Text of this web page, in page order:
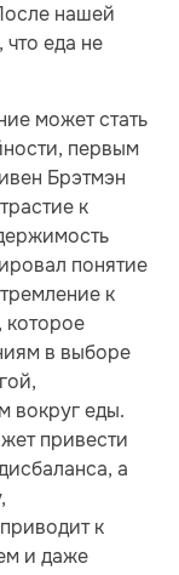
нашей
еда не
может стать
первым
Брэтмэн
к
понятие
к
в выборе
вокруг еды.
привести
а
к
и даже